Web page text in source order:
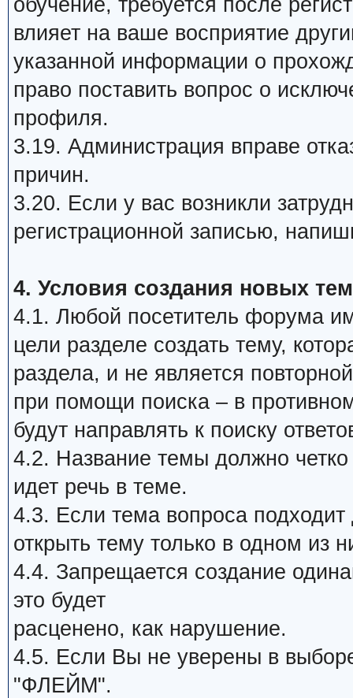
обучение, требуется после
влияет на ваше восприятие
указанной информации о
право поставить вопрос о
профиля.
3.19. Администрация вправе
причин.
3.20. Если у вас возникли
регистрационной записью,
4. Условия создания новых
4.1. Любой посетитель форума
цели разделе создать тему,
раздела, и не является
при помощи поиска – в
будут направлять к поиску
4.2. Название темы должно
идет речь в теме.
4.3. Если тема вопроса
открыть тему только в одном из
4.4. Запрещается создание
это будет
расценено, как нарушение.
4.5. Если Вы не уверены в
"ФЛЕЙМ".